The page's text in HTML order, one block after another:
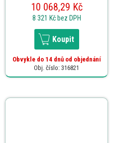
10 068,29 Kč
8 321 Kč bez DPH
Koupit
Obvykle do 14 dnů od objednání
Obj. číslo: 316821